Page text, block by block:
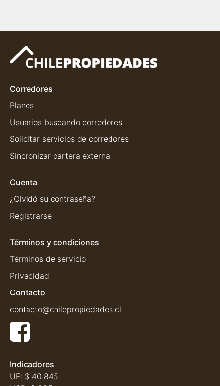
Corredores
Planes
Usuarios buscando corredores
Solicitar servicios de corredores
Sincronizar cartera externa
Cuenta
¿Olvidó su contraseña?
Registrarse
Términos y condiciones
Términos de servicio
Privacidad
Contacto
contacto@chilepropiedades.cl
Indicadores
UF: $ 40.845